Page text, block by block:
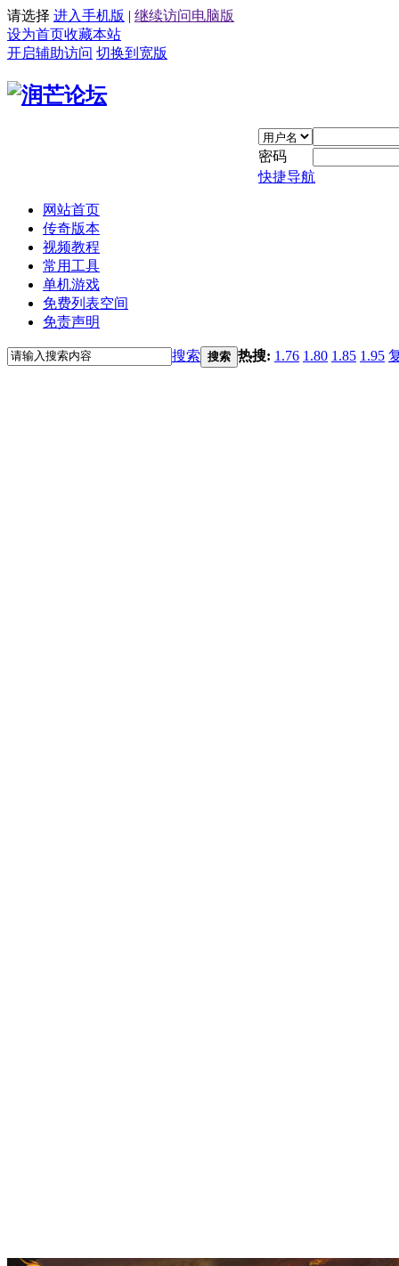
请选择 进入手机版 | 继续访问电脑版
设为首页收藏本站
开启辅助访问 切换到宽版
密码
快捷导航
网站首页
传奇版本
视频教程
常用工具
单机游戏
免费列表空间
免责声明
搜索 搜索 热搜: 1.76 1.80 1.85 1.95